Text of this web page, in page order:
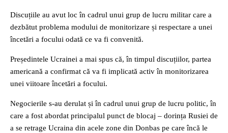
Discuțiile au avut loc în cadrul unui grup de lucru militar care a
dezbătut problema modului de monitorizare și respectare a unei
încetări a focului odată ce va fi convenită.
Președintele Ucrainei a mai spus că, în timpul discuțiilor, partea
americană a confirmat că va fi implicată activ în monitorizarea
unei viitoare încetări a focului.
Negocierile s-au derulat și în cadrul unui grup de lucru politic, în
care a fost abordat principalul punct de blocaj – dorința Rusiei de
a se retrage Ucraina din acele zone din Donbas pe care încă le